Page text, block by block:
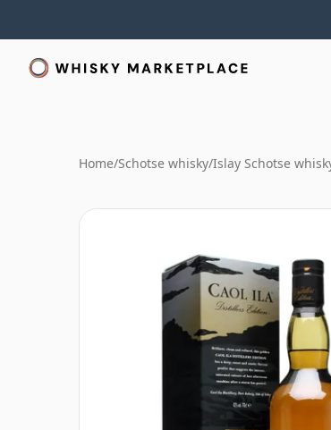
Home/Schotse whisky/Islay Schotse